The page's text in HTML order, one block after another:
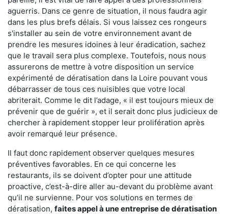
aguerris. Dans ce genre de situation, il nous faudra agir
dans les plus brefs délais. Si vous laissez ces rongeurs
s'installer au sein de votre environnement avant de
prendre les mesures idoines à leur éradication, sachez
que le travail sera plus complexe. Toutefois, nous nous
assurerons de mettre à votre disposition un service
expérimenté de dératisation dans la Loire pouvant vous
débarrasser de tous ces nuisibles que votre local
abriterait. Comme le dit l’adage, « il est toujours mieux de
prévenir que de guérir », et il serait donc plus judicieux de
chercher à rapidement stopper leur prolifération après
avoir remarqué leur présence.
Il faut donc rapidement observer quelques mesures
préventives favorables. En ce qui concerne les
restaurants, ils se doivent d’opter pour une attitude
proactive, c’est-à-dire aller au-devant du problème avant
qu’il ne survienne. Pour vos solutions en termes de
dératisation, faites appel à une entreprise de dératisation